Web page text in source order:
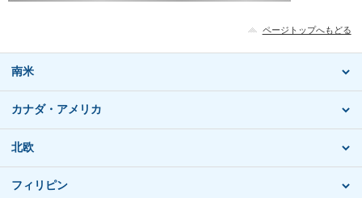
ページトップへもどる
南米
カナダ・アメリカ
北欧
フィリピン